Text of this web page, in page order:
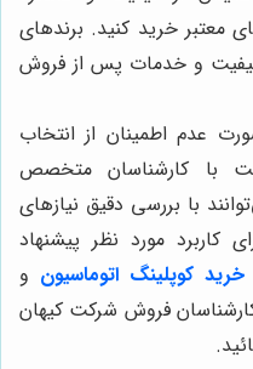
معتبر خرید کنید. برندهای
کیفیت و خدمات پس از فروش
عدم اطمینان از انتخاب
با کارشناسان متخصص
با بررسی دقیق نیازهای
کاربرد مورد نظر پیشنهاد
خرید کوپلینگ اتوماسیون و
فروش شرکت کیهان